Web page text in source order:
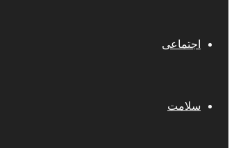
اجتماعی
سلامت